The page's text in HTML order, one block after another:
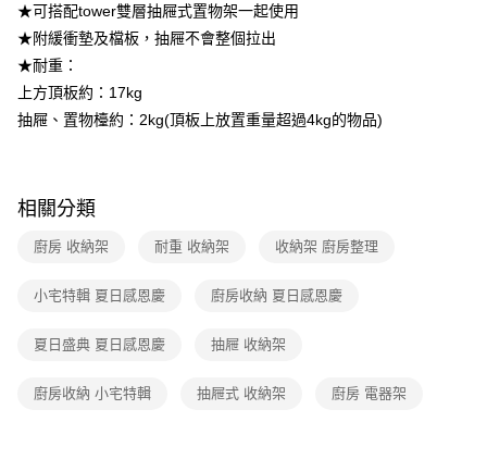
★可搭配tower雙層抽屜式置物架一起使用
★附緩衝墊及檔板，抽屜不會整個拉出
★耐重：
上方頂板約：17kg
抽屜、置物檯約：2kg(頂板上放置重量超過4kg的物品)
相關分類
廚房 收納架 耐重 收納架 收納架 廚房整理
小宅特輯 夏日感恩慶 廚房收納 夏日感恩慶
夏日盛典 夏日感恩慶 抽屜 收納架
廚房收納 小宅特輯 抽屜式 收納架 廚房 電器架